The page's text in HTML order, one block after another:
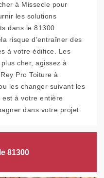
à Missecle pour
les solutions
dans le 81300
risque d’entraîner des
à votre édifice. Les
cher, agissez à
Pro Toiture à
les changer suivant les
est à votre entière
dans votre projet.
81300